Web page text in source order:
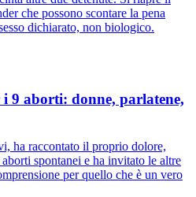
che possono scontare la pena
dichiarato, non biologico.
9 aborti: donne, parlatene,
ha raccontato il proprio dolore,
spontanei e ha invitato le altre
per quello che è un vero